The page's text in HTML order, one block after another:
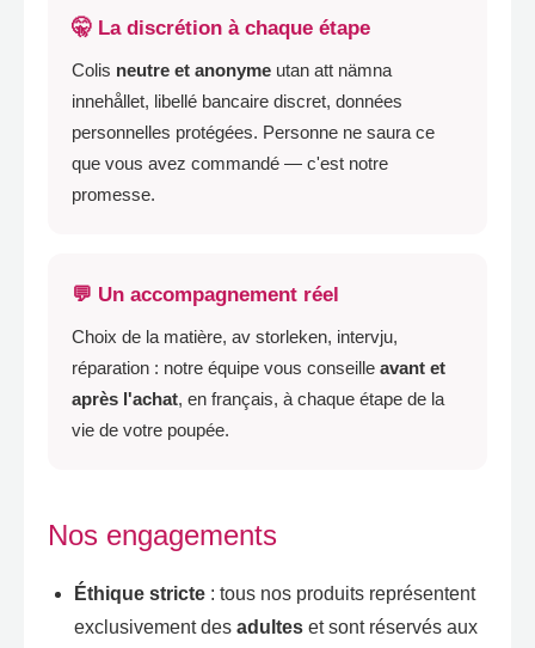
🤫 La discrétion à chaque étape
Colis neutre et anonyme utan att nämna
innehållet, libellé bancaire discret, données
personnelles protégées. Personne ne saura ce
que vous avez commandé — c'est notre
promesse.
💬 Un accompagnement réel
Choix de la matière, av storleken, intervju,
réparation : notre équipe vous conseille avant et
après l'achat, en français, à chaque étape de la
vie de votre poupée.
Nos engagements
Éthique stricte : tous nos produits représentent
exclusivement des adultes et sont réservés aux